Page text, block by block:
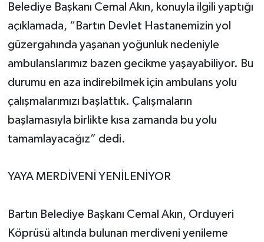
Belediye Başkanı Cemal Akın, konuyla ilgili yaptığı
açıklamada, “Bartın Devlet Hastanemizin yol
güzergahında yaşanan yoğunluk nedeniyle
ambulanslarımız bazen gecikme yaşayabiliyor. Bu
durumu en aza indirebilmek için ambulans yolu
çalışmalarımızı başlattık. Çalışmaların
başlamasıyla birlikte kısa zamanda bu yolu
tamamlayacağız” dedi.
YAYA MERDİVENİ YENİLENİYOR
Bartın Belediye Başkanı Cemal Akın, Orduyeri
Köprüsü altında bulunan merdiveni yenileme